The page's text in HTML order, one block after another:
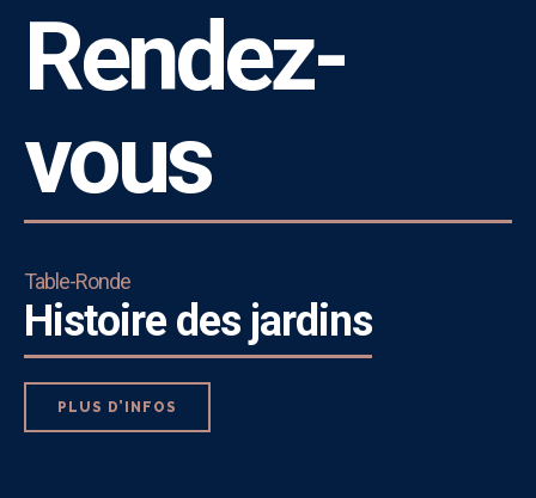
Rendez-
vous
Table-Ronde
Histoire des jardins
PLUS D’INFOS